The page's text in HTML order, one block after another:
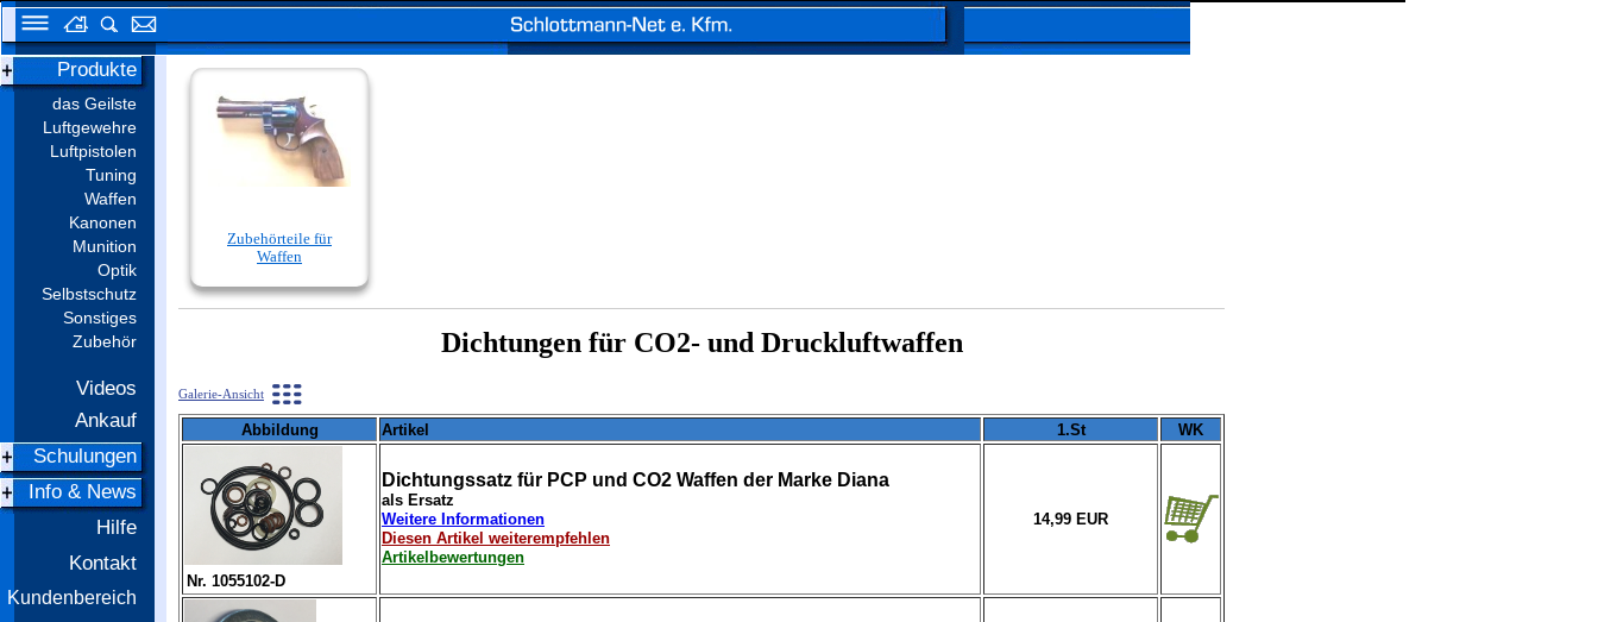
Produkte
das Geilste
Luftgewehre
Luftpistolen
Tuning
Waffen
Kanonen
Munition
Optik
Selbstschutz
Sonstiges
Zubehör
Videos
Ankauf
Schulungen
Info & News
Hilfe
Kontakt
Kundenbereich
Zubehörteile für
Waffen
Dichtungen für CO2- und Druckluftwaffen
Galerie-Ansicht
Abbildung Artikel 1.St WK
Nr. 1055102-D
Dichtungssatz für PCP und CO2 Waffen der Marke Diana
als Ersatz
Weitere Informationen
Diesen Artikel weiterempfehlen
Artikelbewertungen
14,99 EUR